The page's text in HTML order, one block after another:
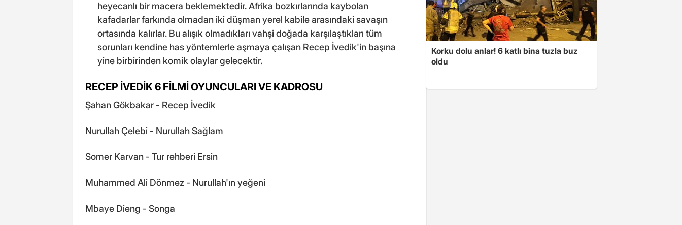
heyecanlı bir macera beklemektedir. Afrika bozkırlarında kaybolan
kafadarlar farkında olmadan iki düşman yerel kabile arasındaki savaşın
ortasında kalırlar. Bu alışık olmadıkları vahşi doğada karşılaştıkları tüm
sorunları kendine has yöntemlerle aşmaya çalışan Recep İvedik'in başına
yine birbirinden komik olaylar gelecektir.
RECEP İVEDİK 6 FİLMİ OYUNCULARI VE KADROSU
Şahan Gökbakar - Recep İvedik
Nurullah Çelebi - Nurullah Sağlam
Somer Karvan - Tur rehberi Ersin
Muhammed Ali Dönmez - Nurullah'ın yeğeni
Mbaye Dieng - Songa
Korku dolu anlar! 6 katlı bina tuzla buz
oldu